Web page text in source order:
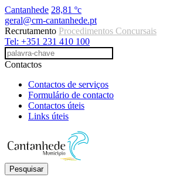
Cantanhede 28,81 ºc
geral@cm-cantanhede.pt
Recrutamento Procedimentos Concursais
Tel: +351 231 410 100
Contactos
Contactos de serviços
Formulário de contacto
Contactos úteis
Links úteis
Pesquisar